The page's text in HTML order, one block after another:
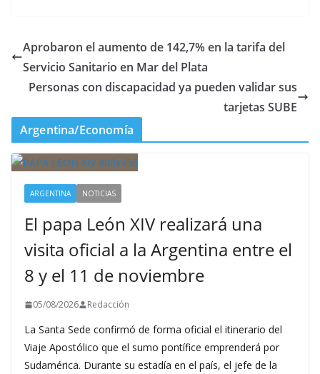
Aprobaron el aumento de 142,7% en la tarifa del
Servicio Sanitario en Mar del Plata
Personas con discapacidad ya pueden validar sus
tarjetas SUBE
Argentina/Economía
ARGENTINA NOTICIAS
El papa León XIV realizará una
visita oficial a la Argentina entre el
8 y el 11 de noviembre
05/08/2026 Redacción
La Santa Sede confirmó de forma oficial el itinerario del
Viaje Apostólico que el sumo pontífice emprenderá por
Sudamérica. Durante su estadía en el país, el jefe de la